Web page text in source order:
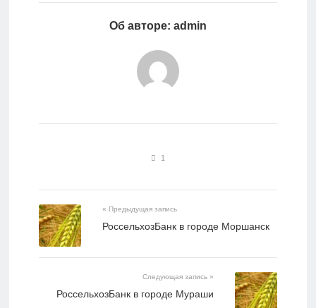
Об авторе: admin
1
« Предыдущая запись
РоссельхозБанк в городе Моршанск
Следующая запись »
РоссельхозБанк в городе Мураши